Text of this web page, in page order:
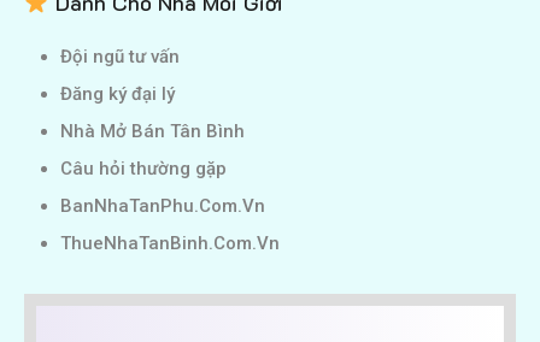
Đội ngũ tư vấn
Đăng ký đại lý
Nhà Mở Bán Tân Bình
Câu hỏi thường gặp
BanNhaTanPhu.Com.Vn
ThueNhaTanBinh.Com.Vn